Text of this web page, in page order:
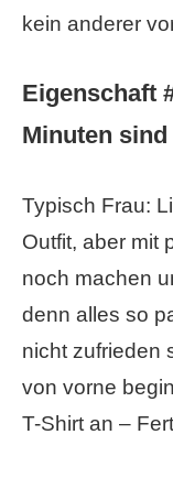
kein anderer
Eigenschaft
Minuten
Typisch Frau:
Outfit, aber mit
noch machen
denn alles so
nicht zufrieden
von vorne
T-Shirt an –